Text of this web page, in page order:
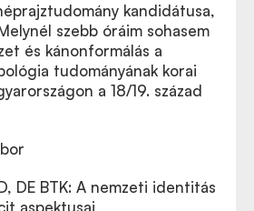
kandidátusa,
szebb óráim sohasem
és kánonformálás a
tudományának korai
a 18/19. század
DE BTK: A nemzeti identitás
aspektusai